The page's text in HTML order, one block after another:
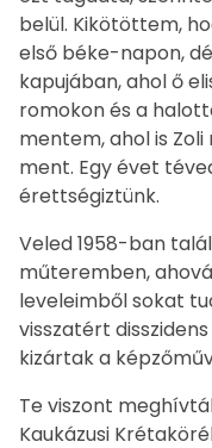
belül. Kikötöttem,
első béke-napon,
kapujában, ahol ő
romokon és a
mentem, ahol is
ment. Egy évet
érettségiztünk.
Veled 1958-ban
műteremben,
leveleimből sokat
visszatért
kizártak a
Te viszont
Kaukázusi